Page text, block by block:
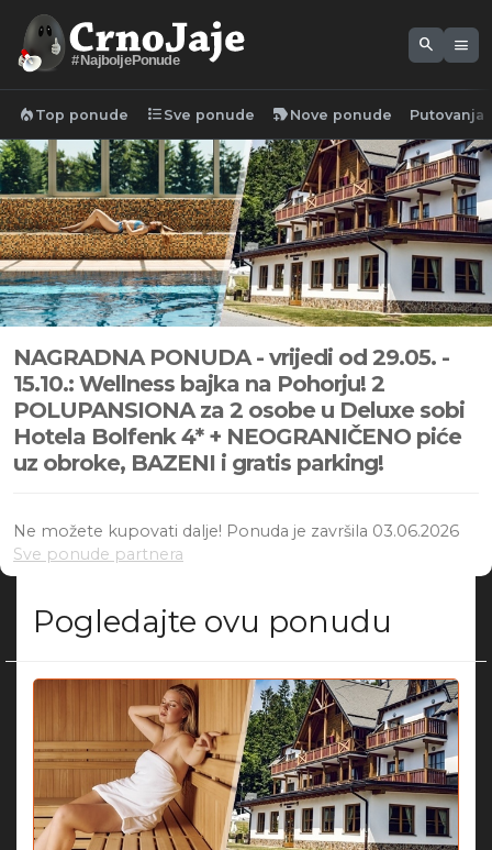
#NajboljePonude
search menu
local_fire_department Top ponude format_list_bulleted Sve ponude new_label Nove ponude Putovanja
NAGRADNA PONUDA - vrijedi od 29.05. -
15.10.: Wellness bajka na Pohorju! 2
POLUPANSIONA za 2 osobe u Deluxe sobi
Hotela Bolfenk 4* + NEOGRANIČENO piće
uz obroke, BAZENI i gratis parking!
Ne možete kupovati dalje! Ponuda je završila 03.06.2026
Sve ponude partnera
Pogledajte ovu ponudu